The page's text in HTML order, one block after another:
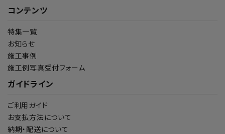
コンテンツ
特集一覧
お知らせ
施工事例
施工例写真受付フォーム
ガイドライン
ご利用ガイド
お支払方法について
納期・配送について